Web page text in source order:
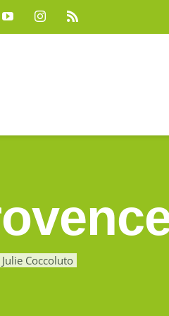
YouTubeInstagram
Julie Coccoluto